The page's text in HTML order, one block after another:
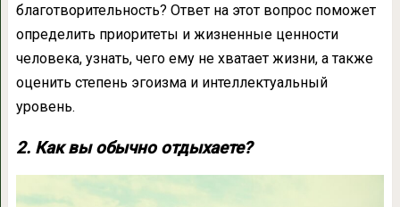
благотворительность? Ответ на этот вопрос поможет
определить приоритеты и жизненные ценности
человека, узнать, чего ему не хватает жизни, а также
оценить степень эгоизма и интеллектуальный
уровень.
2. Как вы обычно отдыхаете?